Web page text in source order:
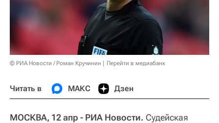
© РИА Новости / Роман Кручинин Перейти в медиабанк
Читать в МАКС Дзен
МОСКВА, 12 апр - РИА Новости. Судейская